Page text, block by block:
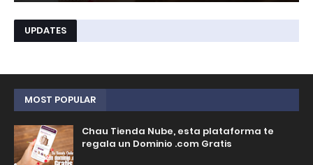
UPDATES
MOST POPULAR
Chau Tienda Nube, esta plataforma te
regala un Dominio .com Gratis